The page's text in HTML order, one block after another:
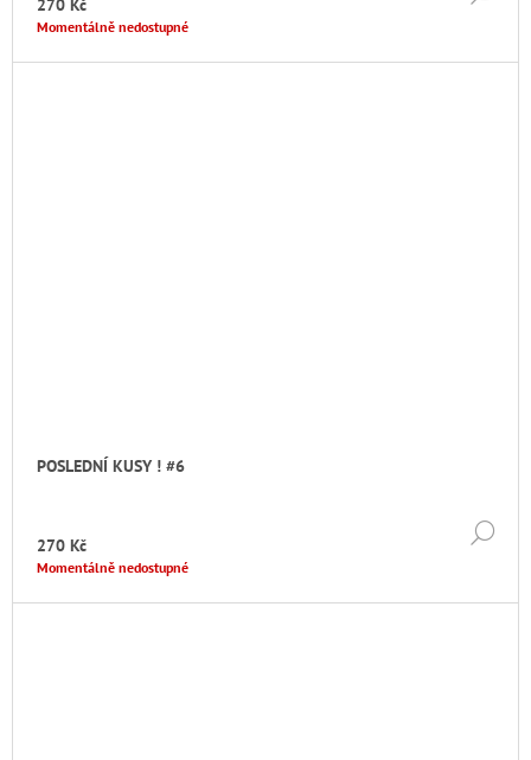
270 Kč
Momentálně nedostupné
POSLEDNÍ KUSY ! #6
270 Kč
Momentálně nedostupné